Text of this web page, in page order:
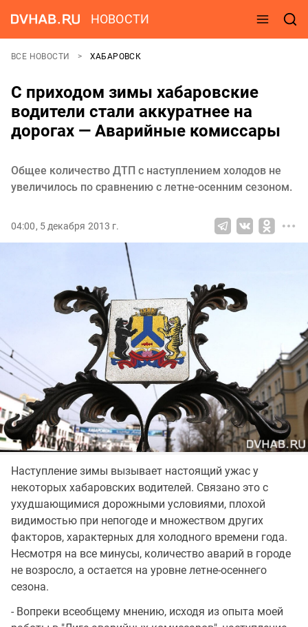
НОВОСТИ
ВСЕ НОВОСТИ ХАБАРОВСК
С приходом зимы хабаровские
водители стали аккуратнее на
дорогах — Аварийные комиссары
Общее количество ДТП с наступлением холодов не
увеличилось по сравнению с летне-осенним сезоном.
04:00, 5 декабря 2013 г.
Наступление зимы вызывает настоящий ужас у
некоторых хабаровских водителей. Связано это с
ухудшающимися дорожными условиями, плохой
видимостью при непогоде и множеством других
факторов, характерных для холодного времени года.
Несмотря на все минусы, количество аварий в городе
не возросло, а остается на уровне летне-осеннего
сезона.
- Вопреки всеобщему мнению, исходя из опыта моей